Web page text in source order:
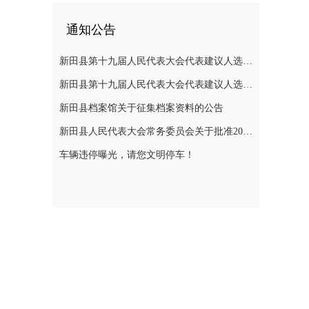
通知公告
新田县第十九届人民代表大会代表建议人选公示
新田县第十九届人民代表大会代表建议人选公示
新田县档案馆关于征集档案资料的公告
新田县人民代表大会常务委员会关于批准2025年县级决算的决议
车辆违停曝光，请您文明停车！